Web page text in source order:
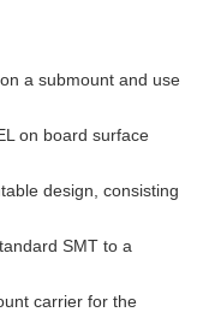
a submount and use
on board surface
design, consisting
SMT to a
carrier for the